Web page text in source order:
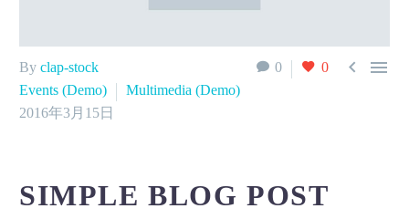
0 0  
By clap-stock
Events (Demo)
Multimedia (Demo)
2016年3月15日
SIMPLE BLOG POST